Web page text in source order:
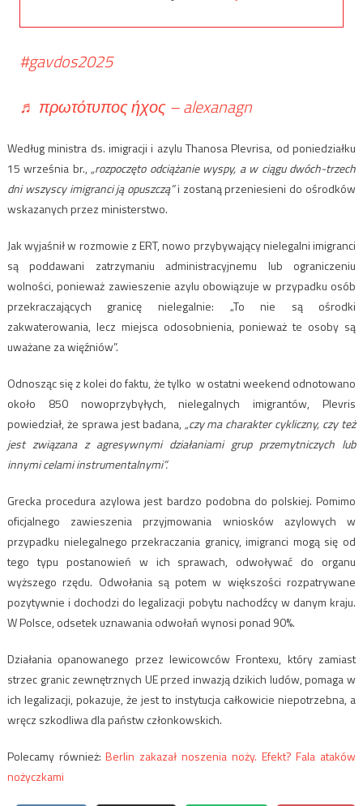
#gavdos2025
♬ πρωτότυπος ήχος – alexanagn
Według ministra ds. imigracji i azylu Thanosa Plevrisa, od poniedziałku
15 września br., „rozpoczęto odciążanie wyspy, a w ciągu dwóch-trzech
dni wszyscy imigranci ją opuszczą”i zostaną przeniesieni do ośrodków
wskazanych przez ministerstwo.
Jak wyjaśnił w rozmowie z ERT, nowo przybywający nielegalni imigranci
są poddawani zatrzymaniu administracyjnemu lub ograniczeniu
wolności, ponieważ zawieszenie azylu obowiązuje w przypadku osób
przekraczających granicę nielegalnie: „To nie są ośrodki
zakwaterowania, lecz miejsca odosobnienia, ponieważ te osoby są
uważane za więźniów”.
Odnosząc się z kolei do faktu, że tylko w ostatni weekend odnotowano
około 850 nowoprzybyłych, nielegalnych imigrantów, Plevris
powiedział, że sprawa jest badana, „czy ma charakter cykliczny, czy też
jest związana z agresywnymi działaniami grup przemytniczych lub
innymi celami instrumentalnymi”.
Grecka procedura azylowa jest bardzo podobna do polskiej. Pomimo
oficjalnego zawieszenia przyjmowania wniosków azylowych w
przypadku nielegalnego przekraczania granicy, imigranci mogą się od
tego typu postanowień w ich sprawach, odwoływać do organu
wyższego rzędu. Odwołania są potem w większości rozpatrywane
pozytywnie i dochodzi do legalizacji pobytu nachodźcy w danym kraju.
W Polsce, odsetek uznawania odwołań wynosi ponad 90%.
Działania opanowanego przez lewicowców Frontexu, który zamiast
strzec granic zewnętrznych UE przed inwazją dzikich ludów, pomaga w
ich legalizacji, pokazuje, że jest to instytucja całkowicie niepotrzebna, a
wręcz szkodliwa dla państw członkowskich.
Polecamy również:Berlin zakazał noszenia noży. Efekt? Fala ataków
nożyczkami